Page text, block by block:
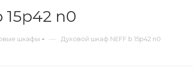
n0
шкафы — Духовой шкаф NEFF b 15p42 n0